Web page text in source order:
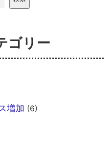
ゴリー
増加 (6)